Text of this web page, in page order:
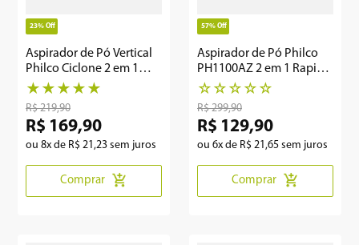
23% Off
Aspirador de Pó Vertical
Philco Ciclone 2 em 1
1400W PAS1550C
★ ★ ★ ★ ★
R$ 219,90
R$ 169,90
ou 8x de R$ 21 ,23 sem juros
Comprar
57% Off
Aspirador de Pó Philco
PH1100AZ 2 em 1 Rapid
Turbo 1L 1250W
☆ ☆ ☆ ☆ ☆
R$ 299,90
R$ 129,90
ou 6x de R$ 21 ,65 sem juros
Comprar